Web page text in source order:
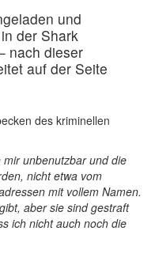
und
der Shark
nach dieser
auf der Seite
des kriminellen
unbenutzbar und die
nicht etwa vom
mit vollem Namen.
aber sie sind gestraft
ich nicht auch noch die